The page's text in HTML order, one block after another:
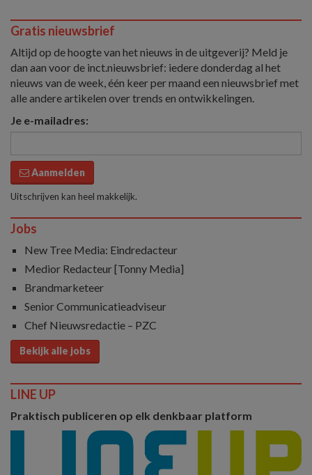
Gratis nieuwsbrief
Altijd op de hoogte van het nieuws in de uitgeverij? Meld je
dan aan voor de inct.nieuwsbrief: iedere donderdag al het
nieuws van de week, één keer per maand een nieuwsbrief met
alle andere artikelen over trends en ontwikkelingen.
Je e-mailadres:
Aanmelden
Uitschrijven kan heel makkelijk.
Jobs
New Tree Media: Eindredacteur
Medior Redacteur [Tonny Media]
Brandmarketeer
Senior Communicatieadviseur
Chef Nieuwsredactie – PZC
Bekijk alle jobs
LINE UP
Praktisch publiceren op elk denkbaar platform